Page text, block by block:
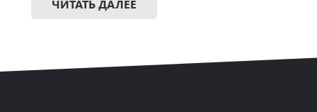
ЧИТАТЬ ДАЛЕЕ